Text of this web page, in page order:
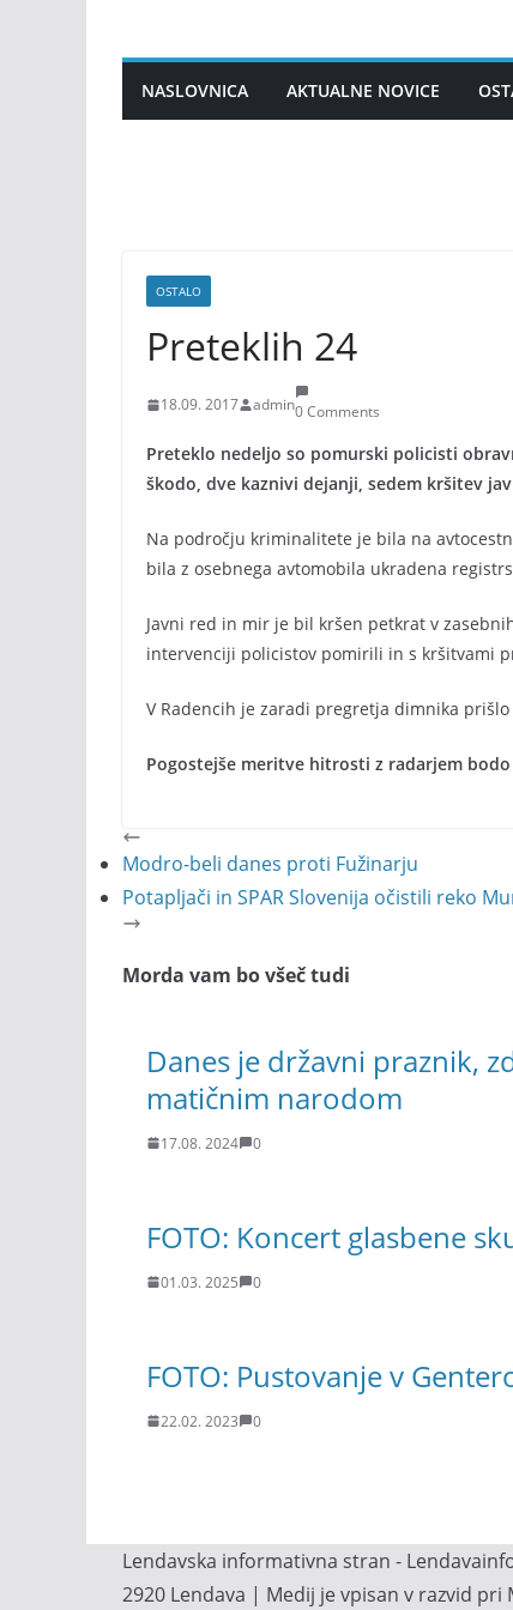
contentNASLOVNICA AKTUALNE NOVICE
OSTALO
Preteklih 24
18.09. 2017 admin0 Comments
Preteklo nedeljo so pomurski policisti
škodo, dve kaznivi dejanji, sedem kršitev
Na področju kriminalitete je bila na
bila z osebnega avtomobila ukradena
Javni red in mir je bil kršen petkrat v
intervenciji policistov pomirili in s kršitvami
V Radencih je zaradi pregretja dimnika
Pogostejše meritve hitrosti z radarjem
Modro-beli danes proti Fužinarju
Potapljači in SPAR Slovenija očistili reko
Morda vam bo všeč tudi
Danes je državni praznik,
matičnim narodom
17.08. 2024 0
FOTO: Koncert glasbene
01.03. 2025 0
FOTO: Pustovanje v
22.02. 2023 0
Lendavska informativna stran -
2920 Lendava | Medij je vpisan v razvid